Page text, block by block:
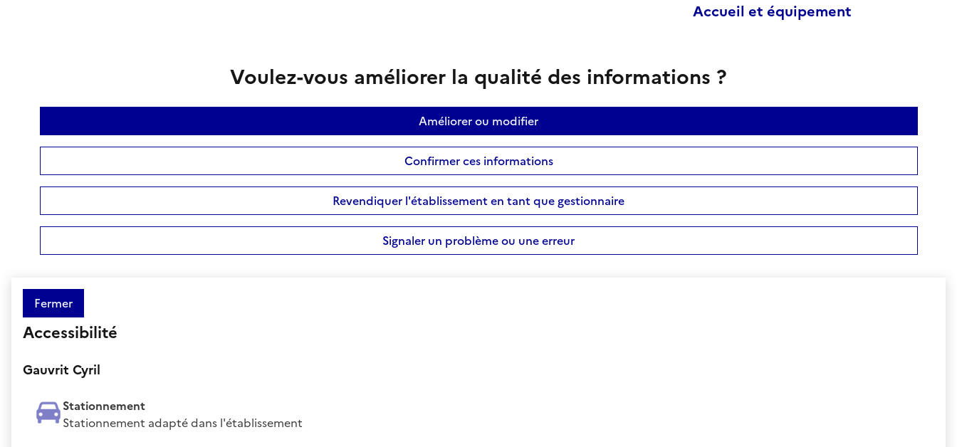
Accueil et équipement
Voulez-vous améliorer la qualité des informations ?
Améliorer ou modifier
Confirmer ces informations
Revendiquer l'établissement en tant que gestionnaire
Signaler un problème ou une erreur
Fermer
Accessibilité
Gauvrit Cyril
Stationnement
Stationnement adapté dans l'établissement